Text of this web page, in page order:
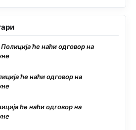
ће наћи одговор на
ће наћи одговор на
ће наћи одговор на